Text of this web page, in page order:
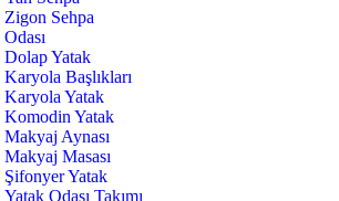
Zigon Sehpa
Dolap Yatak
Karyola Başlıkları
Karyola Yatak
Komodin Yatak
Makyaj Aynası
Makyaj Masası
Şifonyer Yatak
Yatak Odası Takımı